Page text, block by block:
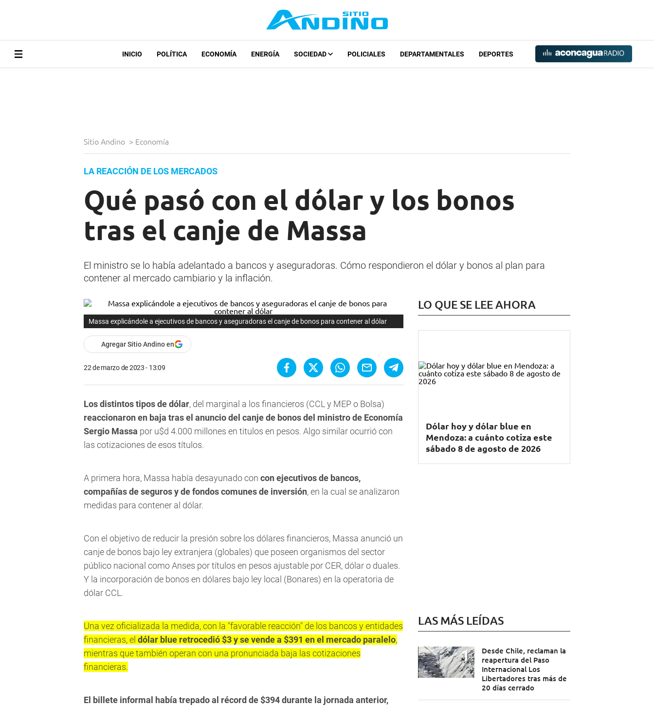
INICIO POLÍTICA ECONOMÍA ENERGÍA SOCIEDAD POLICIALES DEPARTAMENTALES DEPORTES
Sitio Andino > Economía
LA REACCIÓN DE LOS MERCADOS
Qué pasó con el dólar y los bonos
tras el canje de Massa
El ministro se lo había adelantado a bancos y aseguradoras. Cómo respondieron el dólar y bonos al plan para
contener al mercado cambiario y la inflación.
Massa explicándole a ejecutivos de bancos y aseguradoras el canje de bonos para contener al dólar
Agregar Sitio Andino en
22 de marzo de 2023 - 13:09
Los distintos tipos de dólar, del marginal a los financieros (CCL y MEP o Bolsa)
reaccionaron en baja tras el anuncio del canje de bonos del ministro de Economía
Sergio Massa por u$d 4.000 millones en titulos en pesos. Algo similar ocurrió con
las cotizaciones de esos títulos.
A primera hora, Massa había desayunado con con ejecutivos de bancos,
compañías de seguros y de fondos comunes de inversión, en la cual se analizaron
medidas para contener al dólar.
Con el objetivo de reducir la presión sobre los dólares financieros, Massa anunció un
canje de bonos bajo ley extranjera (globales) que poseen organismos del sector
público nacional como Anses por títulos en pesos ajustable por CER, dólar o duales.
Y la incorporación de bonos en dólares bajo ley local (Bonares) en la operatoria de
dólar CCL.
Una vez oficializada la medida, con la "favorable reacción" de los bancos y entidades
financieras, el dólar blue retrocedió $3 y se vende a $391 en el mercado paralelo,
mientras que también operan con una pronunciada baja las cotizaciones
financieras.
El billete informal había trepado al récord de $394 durante la jornada anterior,
LO QUE SE LEE AHORA
Dólar hoy y dólar blue en
Mendoza: a cuánto cotiza este
sábado 8 de agosto de 2026
LAS MÁS LEÍDAS
Desde Chile, reclaman la
reapertura del Paso
Internacional Los
Libertadores tras más de
20 días cerrado